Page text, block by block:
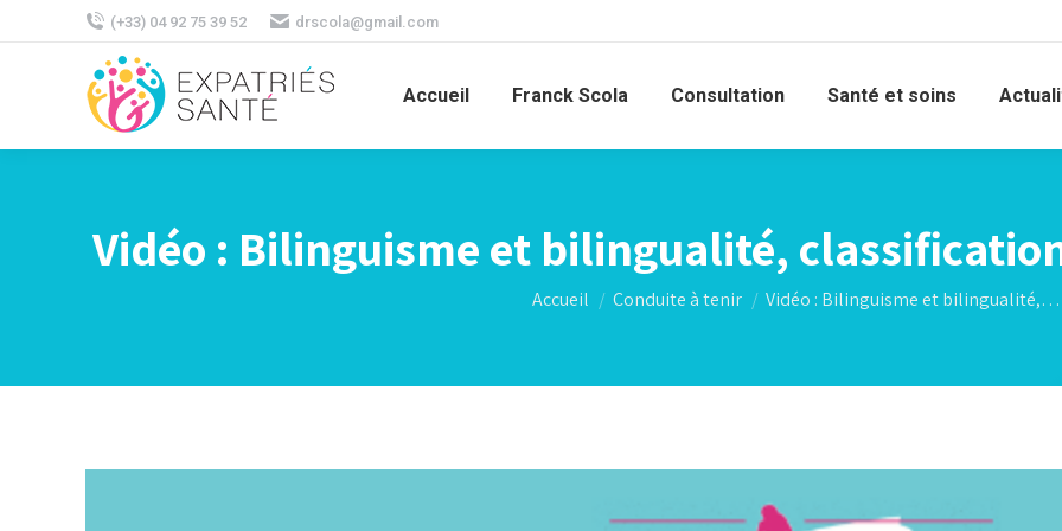
(+33) 04 92 75 39 52 drscola@gmail.com
Accueil Franck Scola Consultation Santé et soins
Vidéo : Bilinguisme et bilingualité,
Vous êtes ici :
Accueil Conduite à tenir Vidéo : Bilinguisme et bilingualité,…